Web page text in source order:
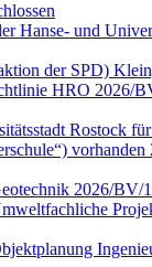
Hanse- und
der SPD)
HRO 2026/
Rostock
2026/BV/